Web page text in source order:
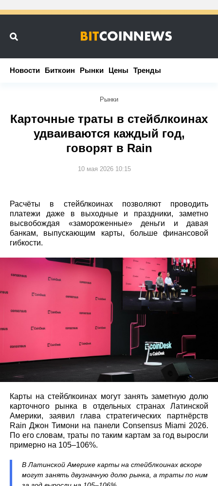
Новости Биткоин Рынки Цены Тренды
Новости Биткоин Рынки Цены Тренды
Рынки
Карточные траты в стейблкоинах
удваиваются каждый год,
говорят в Rain
10 мая 2026 10:15
Расчёты в стейблкоинах позволяют проводить
платежи даже в выходные и праздники, заметно
высвобождая «замороженные» деньги и давая
банкам, выпускающим карты, больше финансовой
гибкости.
Карты на стейблкоинах могут занять заметную долю
карточного рынка в отдельных странах Латинской
Америки, заявил глава стратегических партнёрств
Rain Джон Тимони на панели Consensus Miami 2026.
По его словам, траты по таким картам за год выросли
примерно на 105–106%.
В Латинской Америке карты на стейблкоинах вскоре
могут занять двузначную долю рынка, а траты по ним